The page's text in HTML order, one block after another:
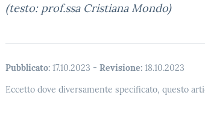
(testo: prof.ssa Cristiana Mondo)
Pubblicato: 17.10.2023 - Revisione: 18.10.2023
Eccetto dove diversamente specificato, questo